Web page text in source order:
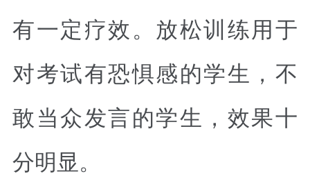
有一定疗效。放松训练用于
对考试有恐惧感的学生，不
敢当众发言的学生，效果十
分明显。